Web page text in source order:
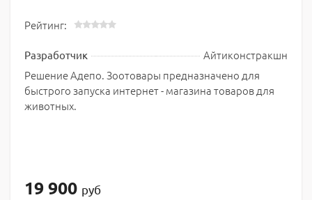
Рейтинг:
Разработчик
Айтиконстракшн
Решение Адепо. Зоотовары предназначено для
быстрого запуска интернет - магазина товаров для
животных.
19 900 руб